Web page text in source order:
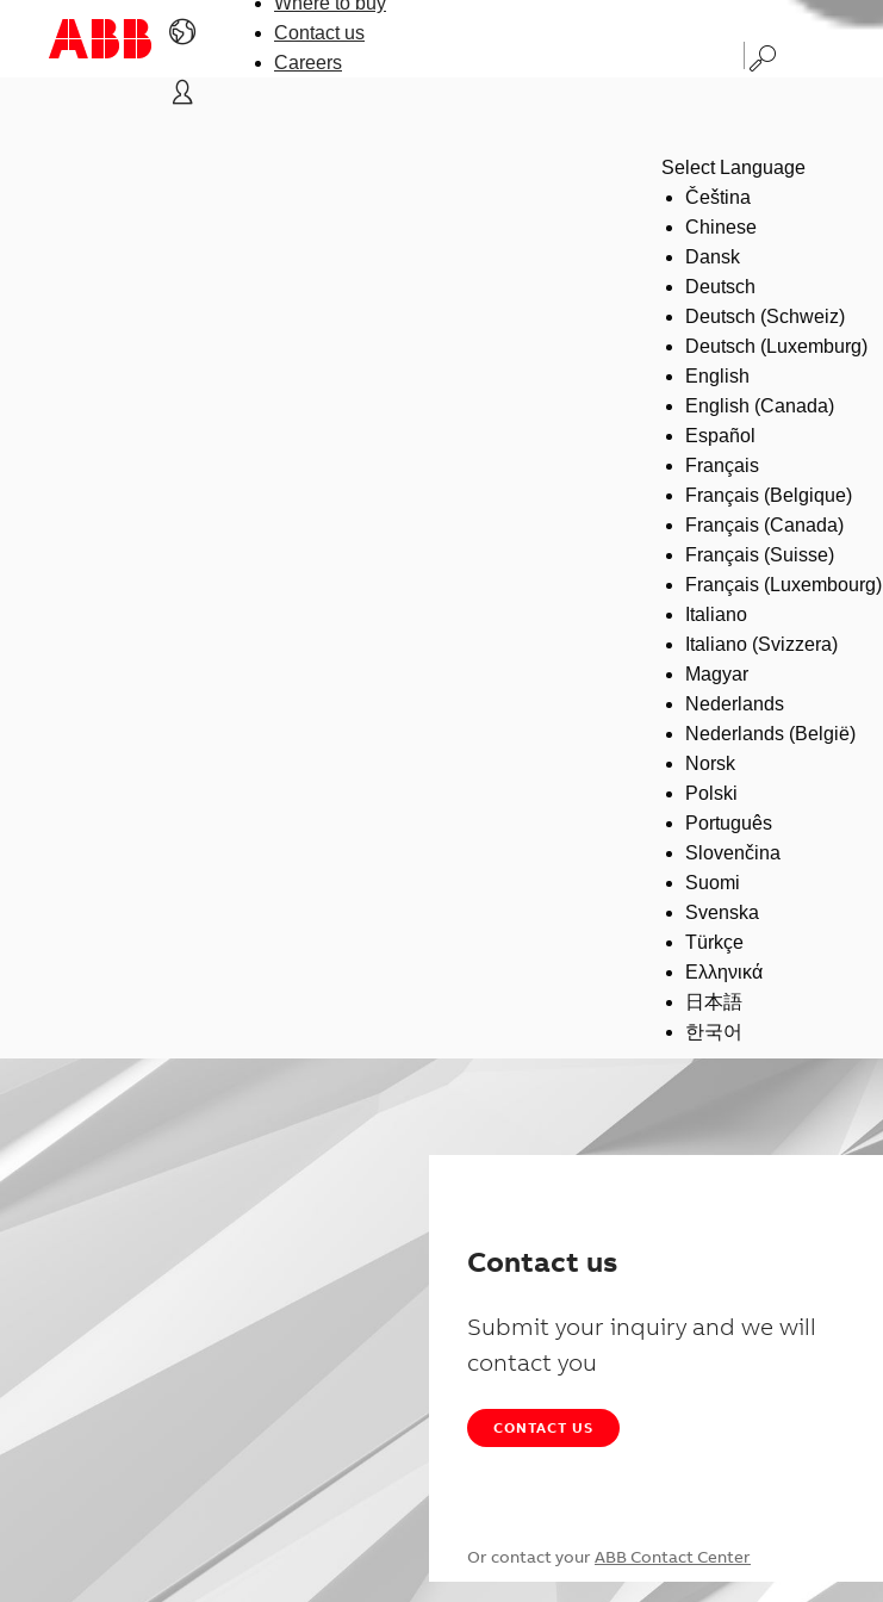
Contact us
Careers
Select Language
Čeština
Chinese
Dansk
Deutsch
Deutsch (Schweiz)
Deutsch (Luxemburg)
English
English (Canada)
Español
Français
Français (Belgique)
Français (Canada)
Français (Suisse)
Français (Luxembourg)
Italiano
Italiano (Svizzera)
Magyar
Nederlands
Nederlands (België)
Norsk
Polski
Português
Slovenčina
Suomi
Svenska
Türkçe
Ελληνικά
日本語
한국어
Contact us
Submit your inquiry and we will
contact you
CONTACT US
Or contact your ABB Contact Center